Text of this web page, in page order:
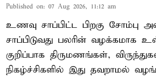
Published on: 07 Aug 2026, 11:12 am
உணவு சாப்பிட்ட பிறகு சோம்பு
சாப்பிடுவது பலரின் வழக்கமாக
குறிப்பாக திருமணங்கள்,
நிகழ்ச்சிகளில் இது தவறாமல்